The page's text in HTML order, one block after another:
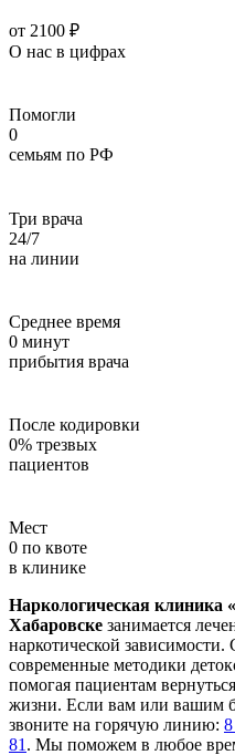
от 2100 ₽
О нас в цифрах
Помогли
0
семьям по РФ
Три врача
24/7
на линии
Среднее время
0 минут
прибытия врача
После кодировки
0% трезвых
пациентов
Мест
0 по квоте
в клинике
Наркологическая клиника
Хабаровске занимается
наркотической
современные методики
помогая пациентам
жизни. Если вам или вашим
звоните на горячую линию:
81 . Мы поможем в любое